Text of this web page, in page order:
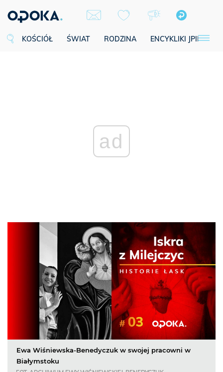
KOŚCIÓŁ ŚWIAT RODZINA ENCYKLIKI JPII
ad
Ewa Wiśniewska-Benedyczuk w swojej pracowni w
Białymstoku